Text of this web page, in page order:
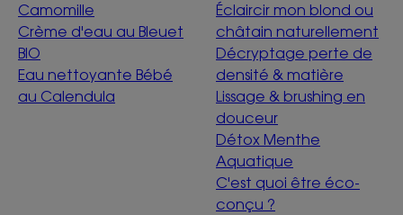
Camomille
Crème d'eau au Bleuet
BIO
Eau nettoyante Bébé
au Calendula
Éclaircir mon blond ou
châtain naturellement
Décryptage perte de
densité & matière
Lissage & brushing en
douceur
Détox Menthe
Aquatique
C'est quoi être éco-
conçu ?